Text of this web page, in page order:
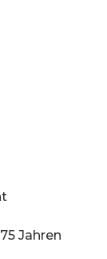
Jahren